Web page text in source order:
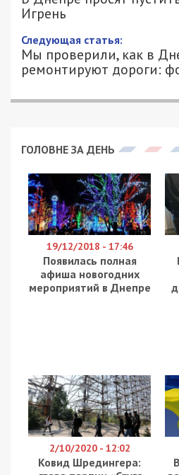
Игрень
Следующая статья:
Мы проверили, как в
ремонтируют дороги:
ГОЛОВНЕ ЗА ДЕНЬ
19/12/2018 - 17:46
Появилась полная
афиша новогодних
мероприятий в Днепре
2/10/2020 - 12:02
Ковид Шредингера: